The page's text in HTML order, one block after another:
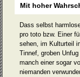
Mit hoher
Dass selbst
pro toto bzw. Einer
sehen, im Kulturteil
Tinnef, groben
manch einer sogar
niemanden